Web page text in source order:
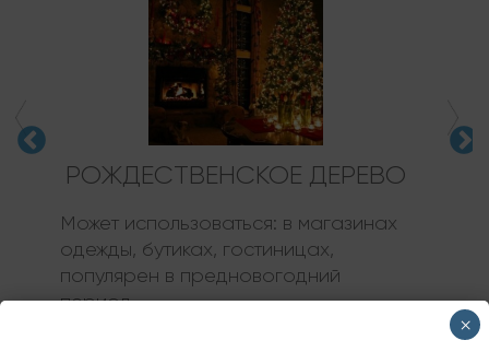
РОЖДЕСТВЕНСКОЕ ДЕРЕВО
Может использоваться: в магазинах
одежды, бутиках, гостиницах,
популярен в предновогодний
период
×